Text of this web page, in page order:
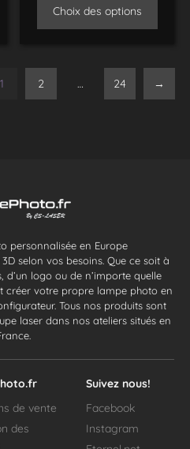
Choix des options
1 2 … 24 →
personnalisée en Europe
selon vos besoins. Que ce soit à
logo ou de n’importe quelle
créer votre propre lampe photo en
Tous nos produits sont
laser dans nos ateliers situés en
de vente
des
Suivez nous!
Facebook
Instagram